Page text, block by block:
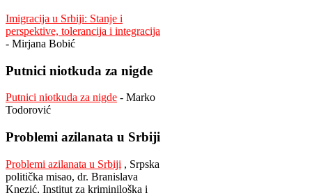
Imigracija u Srbiji: Stanje i
perspektive, tolerancija i integracija
- Mirjana Bobić
Putnici niotkuda za nigde
Putnici niotkuda za nigde - Marko
Todorović
Problemi azilanata u Srbiji
Problemi azilanata u Srbiji , Srpska
politička misao, dr. Branislava
Knezić, Institut za kriminiloška i